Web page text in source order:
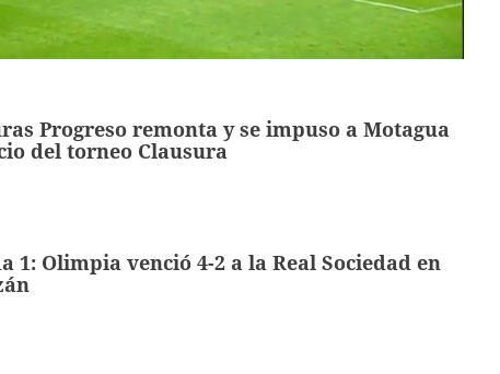
Progreso remonta y se impuso a Motagua
del torneo Clausura
1: Olimpia venció 4-2 a la Real Sociedad en